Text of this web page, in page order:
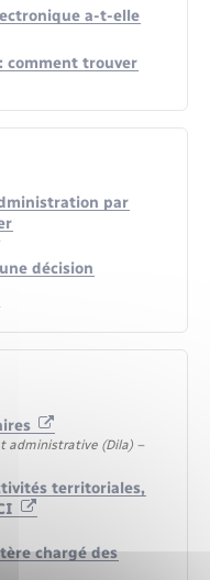
a-t-elle
comment trouver
par
décision
administrative (Dila) –
territoriales,
chargé des